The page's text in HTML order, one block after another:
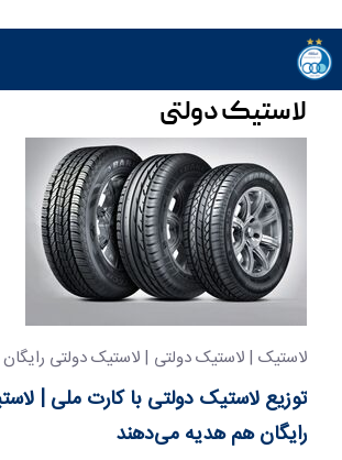
لاستیک دولتی
لاستیک | لاستیک دولتی | لاستیک دولتی
مجانی
توزیع لاستیک دولتی با کارت ملی |
رایگان هم هدیه می‌دهند